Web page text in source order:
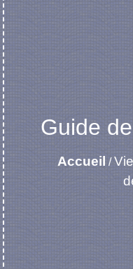
Guide
Accueil /